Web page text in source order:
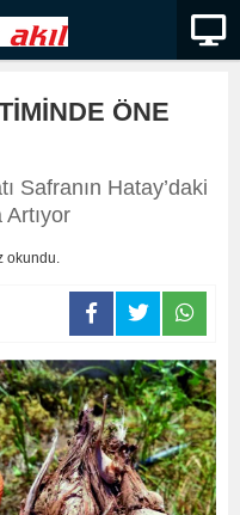
ÖNE
Safranın Hatay’daki
okundu.